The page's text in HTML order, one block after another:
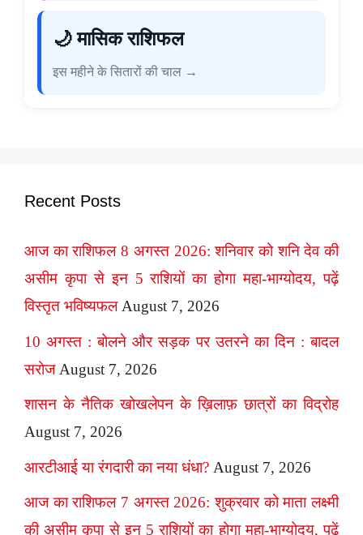
🌙 मासिक राशिफल
इस महीने के सितारों की चाल →
Recent Posts
आज का राशिफल 8 अगस्त 2026: शनिवार को शनि देव की
असीम कृपा से इन 5 राशियों का होगा महा-भाग्योदय, पढ़ें
विस्तृत भविष्यफल August 7, 2026
10 अगस्त : बोलने और सड़क पर उतरने का दिन : बादल
सरोज August 7, 2026
शासन के नैतिक खोखलेपन के ख़िलाफ़ छात्रों का विद्रोह
August 7, 2026
आरटीआई या रंगदारी का नया धंधा? August 7, 2026
आज का राशिफल 7 अगस्त 2026: शुक्रवार को माता लक्ष्मी
की असीम कृपा से इन 5 राशियों का होगा महा-भाग्योदय, पढ़ें